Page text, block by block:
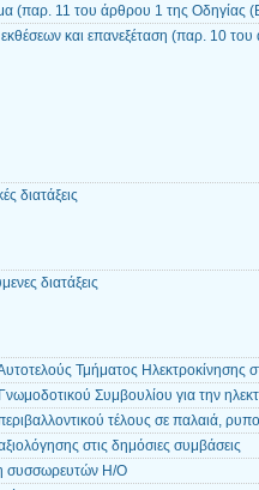
(παρ. 11 του άρθρου 1 της Οδηγίας
και επανεξέταση (παρ. 10
διατάξεις
διατάξεις
Τμήματος Ηλεκτροκίνησης
Συμβουλίου για την
τέλους σε παλαιά,
στις δημόσιες συμβάσεις
συσσωρευτών Η/Ο